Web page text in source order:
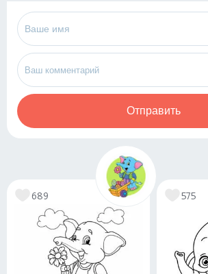
Отправить
689 575